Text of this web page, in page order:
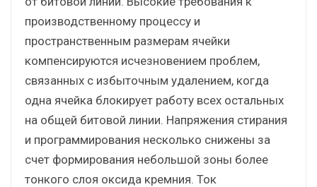
производственному процессу и
пространственным размерам ячейки
компенсируются исчезновением проблем,
связанных с избыточным удалением, когда
одна ячейка блокирует работу всех остальных
на общей битовой линии. Напряжения стирания
и программирования несколько снижены за
счет формирования небольшой зоны более
тонкого слоя оксида кремния. Ток